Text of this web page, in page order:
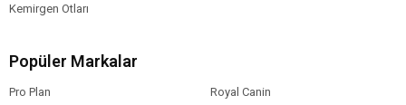
Kemirgen Otları
Popüler Markalar
Pro Plan
Royal Canin